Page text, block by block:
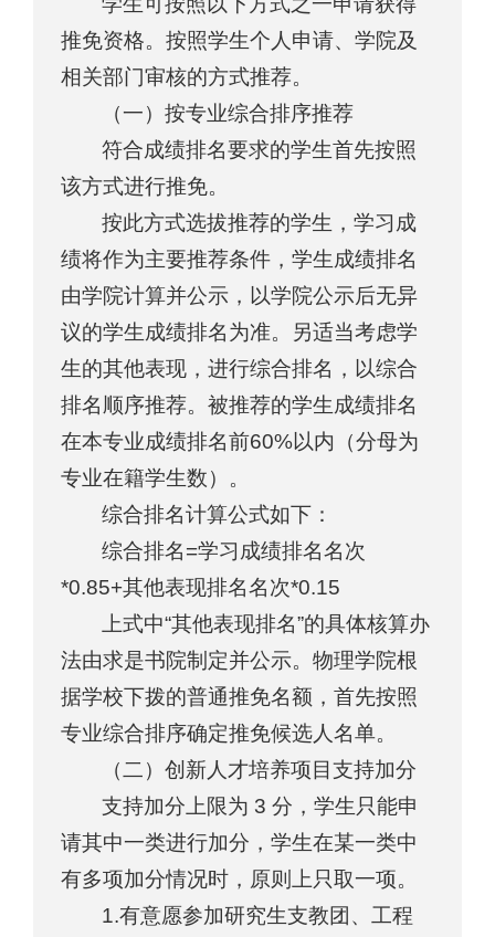
推免资格。按照学生个人申请、学院及
相关部门审核的方式推荐。
（一）按专业综合排序推荐
符合成绩排名要求的学生首先按照
该方式进行推免。
按此方式选拔推荐的学生，学习成
绩将作为主要推荐条件，学生成绩排名
由学院计算并公示，以学院公示后无异
议的学生成绩排名为准。另适当考虑学
生的其他表现，进行综合排名，以综合
排名顺序推荐。被推荐的学生成绩排名
在本专业成绩排名前60%以内（分母为
专业在籍学生数）。
综合排名计算公式如下：
综合排名=学习成绩排名名次
*0.85+其他表现排名名次*0.15
上式中“其他表现排名”的具体核算办
法由求是书院制定并公示。物理学院根
据学校下拨的普通推免名额，首先按照
专业综合排序确定推免候选人名单。
（二）创新人才培养项目支持加分
支持加分上限为 3 分，学生只能申
请其中一类进行加分，学生在某一类中
有多项加分情况时，原则上只取一项。
1.有意愿参加研究生支教团、工程